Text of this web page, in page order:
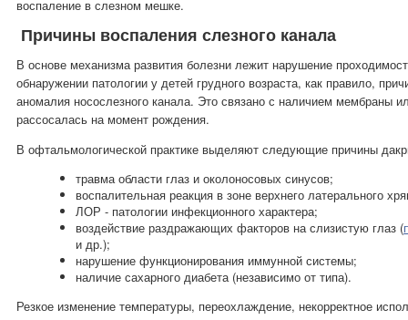
воспаление в слезном мешке.
Причины воспаления слезного канала
В основе механизма развития болезни лежит нарушение
обнаружении патологии у детей грудного возраста, как правило,
аномалия носослезного канала. Это связано с наличием мембраны
рассосалась на момент рождения.
В офтальмологической практике выделяют следующие причины
травма области глаз и околоносовых синусов;
воспалительная реакция в зоне верхнего латерального
ЛОР - патологии инфекционного характера;
воздействие раздражающих факторов на слизистую глаз (
и др.);
нарушение функционирования иммунной системы;
наличие сахарного диабета (независимо от типа).
Резкое изменение температуры, переохлаждение, некорректное